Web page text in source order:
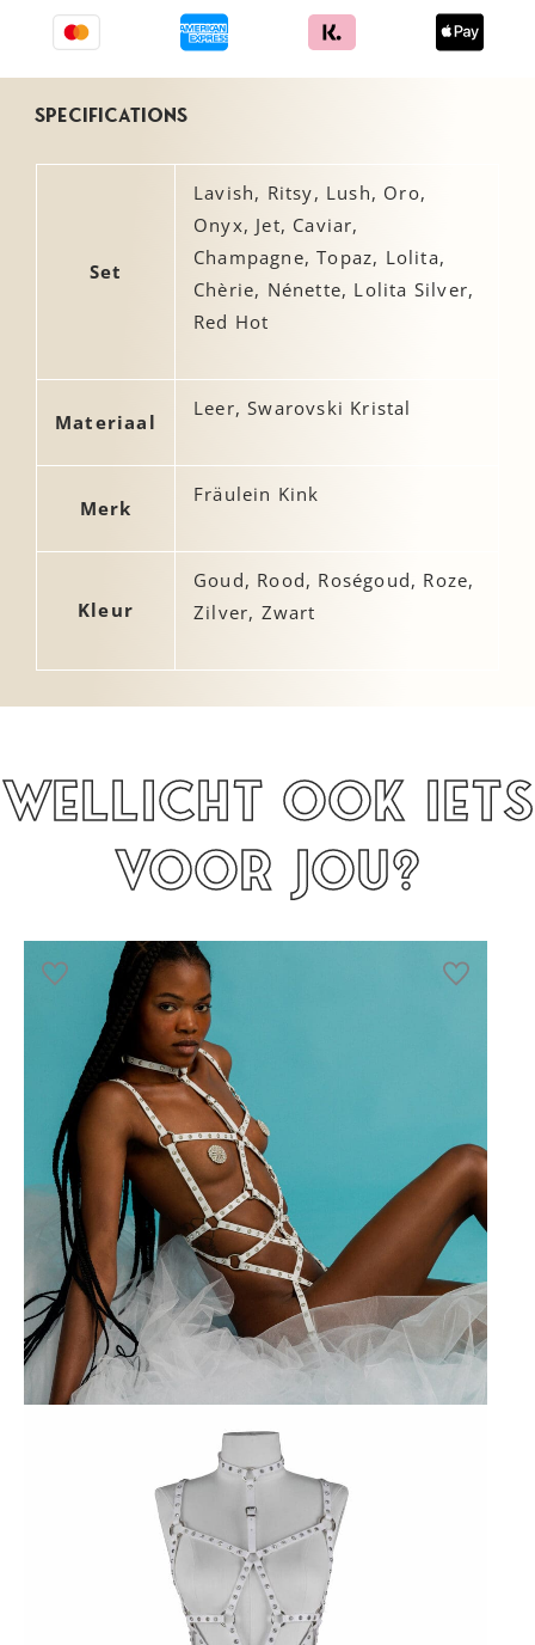
Specifications
Set
Lavish, Ritsy, Lush, Oro,
Onyx, Jet, Caviar,
Champagne, Topaz, Lolita,
Chèrie, Nénette, Lolita Silver,
Red Hot
Materiaal
Leer, Swarovski Kristal
Merk
Fräulein Kink
Kleur
Goud, Rood, Roségoud, Roze,
Zilver, Zwart
Wellicht ook iets
voor jou?